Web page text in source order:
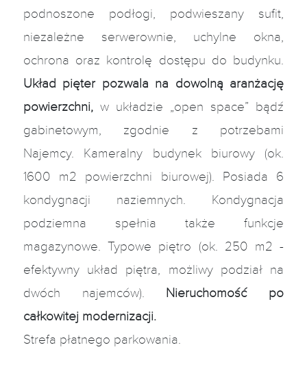
podnoszone podłogi, podwieszany sufit,
niezależne serwerownie, uchylne okna,
ochrona oraz kontrolę dostępu do budynku.
Układ pięter pozwala na dowolną aranżację
powierzchni, w układzie „open space” bądź
gabinetowym, zgodnie z potrzebami
Najemcy. Kameralny budynek biurowy (ok.
1600 m2 powierzchni biurowej). Posiada 6
kondygnacji naziemnych. Kondygnacja
podziemna spełnia także funkcje
magazynowe. Typowe piętro (ok. 250 m2 -
efektywny układ piętra, możliwy podział na
dwóch najemców). Nieruchomość po
całkowitej modernizacji.
Strefa płatnego parkowania.